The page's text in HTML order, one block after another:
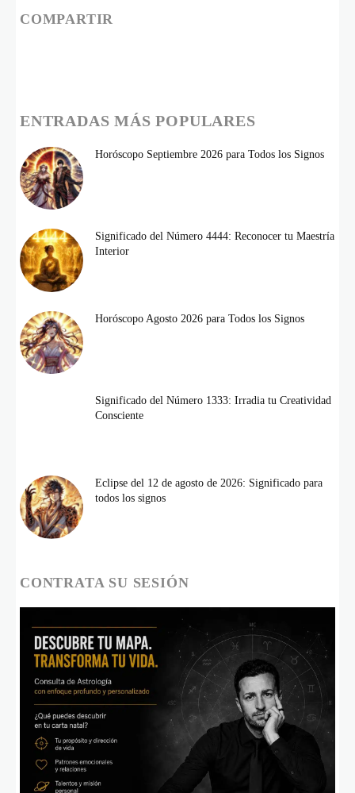
COMPARTIR
ENTRADAS MÁS POPULARES
Horóscopo Septiembre 2026 para Todos los Signos
Significado del Número 4444: Reconocer tu Maestría
Interior
Horóscopo Agosto 2026 para Todos los Signos
Significado del Número 1333: Irradia tu Creatividad
Consciente
Eclipse del 12 de agosto de 2026: Significado para
todos los signos
CONTRATA SU SESIÓN